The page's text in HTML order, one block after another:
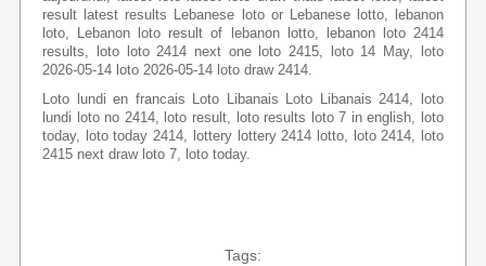
result latest results Lebanese loto or Lebanese lotto, lebanon
loto, Lebanon loto result of lebanon lotto, lebanon loto 2414
results, loto loto 2414 next one loto 2415, loto 14 May, loto
2026-05-14 loto 2026-05-14 loto draw 2414.
Loto lundi en francais Loto Libanais Loto Libanais 2414, loto
lundi loto no 2414, loto result, loto results loto 7 in english, loto
today, loto today 2414, lottery lottery 2414 lotto, loto 2414, loto
2415 next draw loto 7, loto today.
Tags: